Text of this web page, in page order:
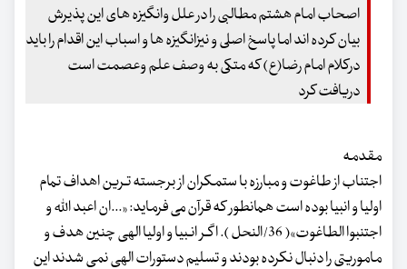
اصحاب امام هشتم مطالبی را در علل وانگیزه های این پذیرش
بیان کرده اند اما پاسخ اصلی و نیزانگیزه ها و اسباب این اقدام را باید
درکلام امام رضا(ع) که متکی به وصف علم وعصمت است
دریافت کرد
مقدمه
اجتناب از طاغوت و مبارزه با ستمکران از برجسته تـرین اهداف تمام
اولیا و انبیا بوده است همانطور که قرآن می فرماید: «...ان اعبد الله و
اجتنبوا الطاغوت»( 36/النحل ). اگـر انـبیا و اولیا الهی چنین هدف و
ماموریتی را دنبال نکرده بودند و تسلیم دستورات الهی نمی شدند این